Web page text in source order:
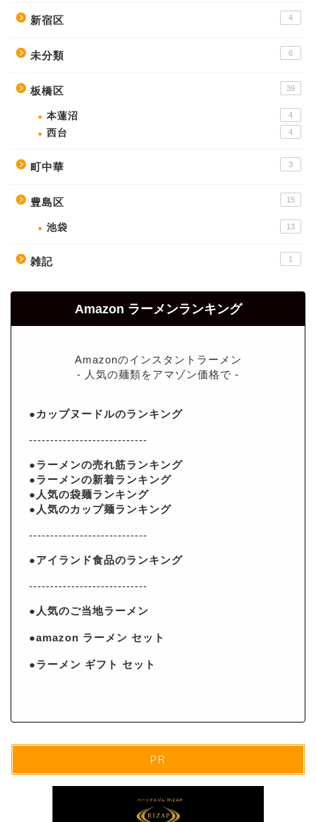
新宿区 4
未分類 6
板橋区 39
本蓮沼 4
西台 4
町中華 3
豊島区 15
池袋 13
雑記 1
Amazon ラーメンランキング
Amazonのインスタントラーメン
- 人気の麺類をアマゾン価格で -
●カップヌードルのランキング
----------------------------
●ラーメンの売れ筋ランキング
●ラーメンの新着ランキング
●人気の袋麺ランキング
●人気のカップ麺ランキング
----------------------------
●アイランド食品のランキング
----------------------------
●人気のご当地ラーメン
●amazon ラーメン セット
●ラーメン ギフト セット
PR